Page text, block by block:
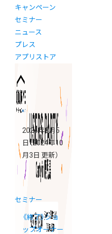
キャンペーン
セミナー
ニュース
プレス
アプリストア
2024年8月5
日 （2024年10
月3日 更新）
セミナー
《終了》ショ
ップオーナー